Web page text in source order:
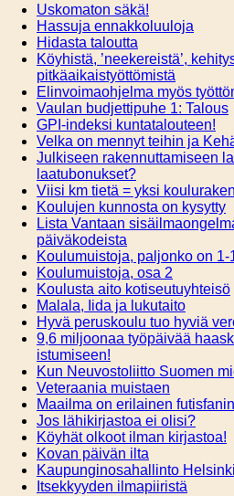
Uskomaton säkä!
Hassuja ennakkoluuloja
Hidasta taloutta
Köyhistä, ’neekereistä’,
pitkäaikaistyöttömistä
Elinvoimaohjelma myös
Vaulan budjettipuhe 1: Talous
GPI-indeksi kuntatalouteen!
Velka on mennyt teihin ja
Julkiseen rakennuttamiseen
laatubonukset?
Viisi km tietä = yksi
Koulujen kunnosta on kysytty
Lista Vantaan
päiväkodeista
Koulumuistoja, paljonko on 1-
Koulumuistoja, osa 2
Koulusta aito kotiseutuyhteisö
Malala, Iida ja lukutaito
Hyvä peruskoulu tuo hyviä
9,6 miljoonaa työpäivää
istumiseen!
Kun Neuvostoliitto Suomen
Veteraania muistaen
Maailma on erilainen
Jos lähikirjastoa ei olisi?
Köyhät olkoot ilman kirjastoa!
Kovan päivän ilta
Kaupunginosahallinto
Itsekkyyden ilmapiiristä